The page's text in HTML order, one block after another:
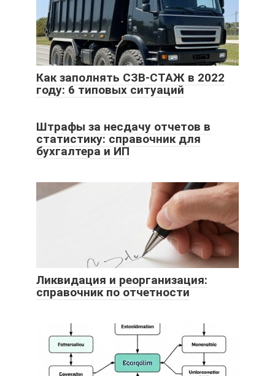
Как заполнять СЗВ-СТАЖ в 2022
году: 6 типовых ситуаций
Штрафы за несдачу отчетов в
статистику: справочник для
бухгалтера и ИП
Ликвидация и реорганизация:
справочник по отчетности